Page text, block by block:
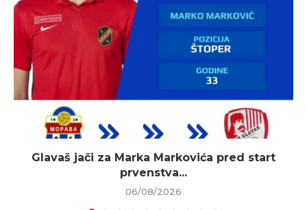
Glavaš jači za Marka Markovića pred start
prvenstva...
06/08/2026